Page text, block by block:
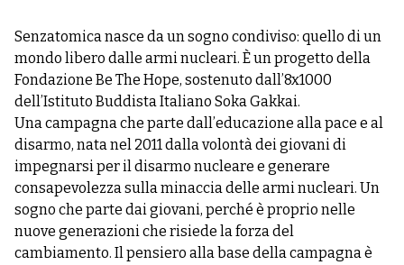
Senzatomica nasce da un sogno condiviso: quello di un
mondo libero dalle armi nucleari. È un progetto della
Fondazione Be The Hope, sostenuto dall’8x1000
dell’Istituto Buddista Italiano Soka Gakkai.
Una campagna che parte dall’educazione alla pace e al
disarmo, nata nel 2011 dalla volontà dei giovani di
impegnarsi per il disarmo nucleare e generare
consapevolezza sulla minaccia delle armi nucleari. Un
sogno che parte dai giovani, perché è proprio nelle
nuove generazioni che risiede la forza del
cambiamento. Il pensiero alla base della campagna è